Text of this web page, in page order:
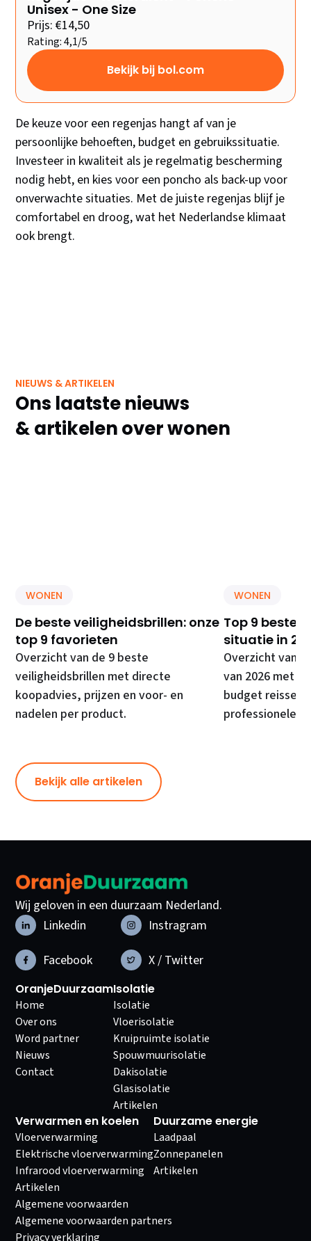
Unisex - One Size
Prijs: €14,50
Rating: 4,1/5
Bekijk bij bol.com
De keuze voor een regenjas hangt af van je
persoonlijke behoeften, budget en gebruikssituatie.
Investeer in kwaliteit als je regelmatig bescherming
nodig hebt, en kies voor een poncho als back-up voor
onverwachte situaties. Met de juiste regenjas blijf je
comfortabel en droog, wat het Nederlandse klimaat
ook brengt.
NIEUWS & ARTIKELEN
Ons laatste nieuws
& artikelen over wonen
WONEN
De beste veiligheidsbrillen: onze
top 9 favorieten
Overzicht van de 9 beste
veiligheidsbrillen met directe
koopadvies, prijzen en voor- en
nadelen per product.
WONEN
Top 9 beste
situatie in
Overzicht van
van 2026 met
budget
professionele
Bekijk alle artikelen
Wij geloven in een duurzaam Nederland.
Linkedin
Instragram
Facebook
X / Twitter
OranjeDuurzaam
Home
Over ons
Word partner
Nieuws
Contact
Isolatie
Isolatie
Vloerisolatie
Kruipruimte isolatie
Spouwmuurisolatie
Dakisolatie
Glasisolatie
Artikelen
Verwarmen en koelen
Vloerverwarming
Elektrische vloerverwarming
Infrarood vloerverwarming
Artikelen
Duurzame energie
Laadpaal
Zonnepanelen
Artikelen
Algemene voorwaarden
Algemene voorwaarden partners
Privacy verklaring